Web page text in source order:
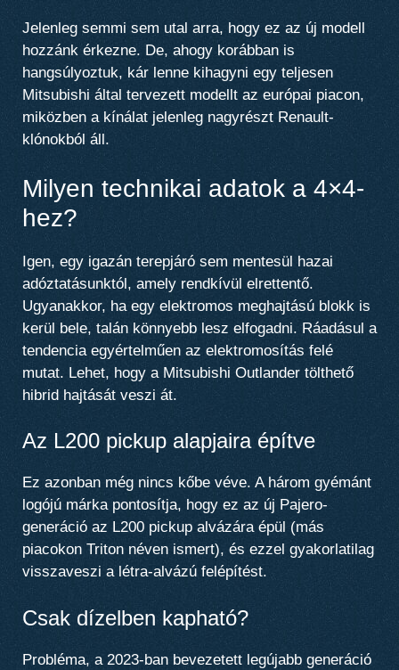
Jelenleg semmi sem utal arra, hogy ez az új modell
hozzánk érkezne. De, ahogy korábban is
hangsúlyoztuk, kár lenne kihagyni egy teljesen
Mitsubishi által tervezett modellt az európai piacon,
miközben a kínálat jelenleg nagyrészt Renault-
klónokból áll.
Milyen technikai adatok a 4×4-
hez?
Igen, egy igazán terepjáró sem mentesül hazai
adóztatásunktól, amely rendkívül elrettentő.
Ugyanakkor, ha egy elektromos meghajtású blokk is
kerül bele, talán könnyebb lesz elfogadni. Ráadásul a
tendencia egyértelműen az elektromosítás felé
mutat. Lehet, hogy a Mitsubishi Outlander tölthető
hibrid hajtását veszi át.
Az L200 pickup alapjaira építve
Ez azonban még nincs kőbe véve. A három gyémánt
logójú márka pontosítja, hogy ez az új Pajero-
generáció az L200 pickup alvázára épül (más
piacokon Triton néven ismert), és ezzel gyakorlatilag
visszaveszi a létra-alvázú felépítést.
Csak dízelben kapható?
Probléma, a 2023-ban bevezetett legújabb generáció